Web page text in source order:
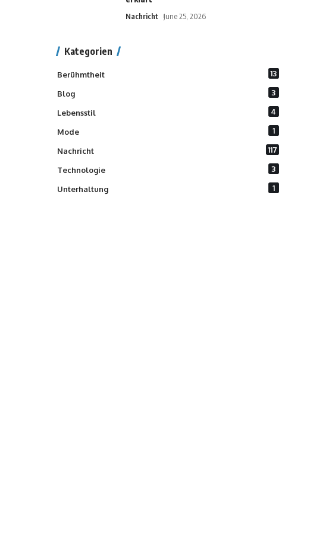
Nachricht June 25, 2026
Kategorien
Berühmtheit 13
Blog 3
Lebensstil 4
Mode 1
Nachricht 117
Technologie 3
Unterhaltung 1